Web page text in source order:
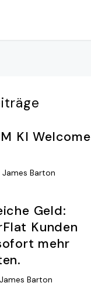
KI Welcome
James Barton
Geld:
Kunden
mehr
James Barton